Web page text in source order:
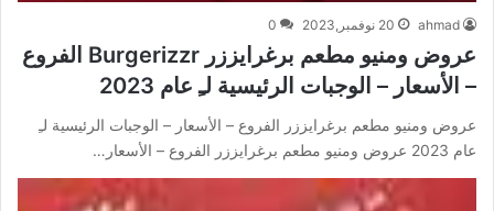
ahmad 20 نوفمبر,2023 0
عروض ومنيو مطعم برغرايززر Burgerizzr الفروع
– الأسعار – الوجبات الرئيسية لـِ عام 2023
عروض ومنيو مطعم برغرايززر الفروع – الأسعار – الوجبات الرئيسية لـِ
عام 2023 عروض ومنيو مطعم برغرايززر الفروع – الأسعار…